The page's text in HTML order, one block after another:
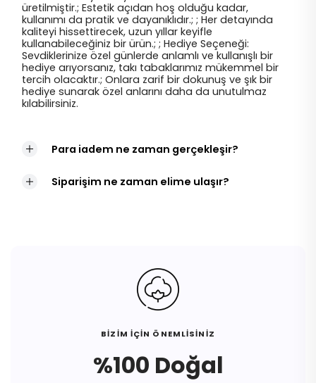
üretilmiştir.; Estetik açıdan hoş olduğu kadar,
kullanımı da pratik ve dayanıklıdır.; ; Her detayında
kaliteyi hissettirecek, uzun yıllar keyifle
kullanabileceğiniz bir ürün.; ; Hediye Seçeneği:
Sevdiklerinize özel günlerde anlamlı ve kullanışlı bir
hediye arıyorsanız, takı tabaklarımız mükemmel bir
tercih olacaktır.; Onlara zarif bir dokunuş ve şık bir
hediye sunarak özel anlarını daha da unutulmaz
kılabilirsiniz.
Para iadem ne zaman gerçekleşir?
Siparişim ne zaman elime ulaşır?
BİZİM İÇİN ÖNEMLİSİNİZ
%100 Doğal